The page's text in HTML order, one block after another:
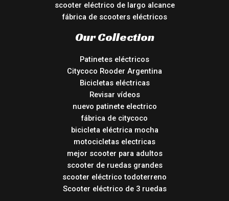
scooter eléctrico de largo alcance
fábrica de scooters eléctricos
Our Collection
Patinetes eléctricos
Citycoco Rooder Argentina
Bicicletas eléctricas
Revisar vídeos
nuevo patinete electrico
fábrica de citycoco
bicicleta eléctrica mocha
motocicletas electricas
mejor scooter para adultos
scooter de ruedas grandes
scooter eléctrico todoterreno
Scooter eléctrico de 3 ruedas